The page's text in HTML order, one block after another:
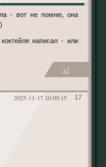
- вот не помню, она
написал - или
+2
17
2025-11-17 10:09:15